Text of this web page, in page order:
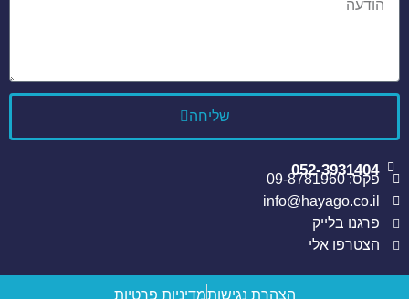
שליחה
052-3931404
פקס: 09-8781960
info@hayago.co.il
פרגנו בלייק
הצטרפו אלי
הצהרת נגישותמדיניות פרטיות